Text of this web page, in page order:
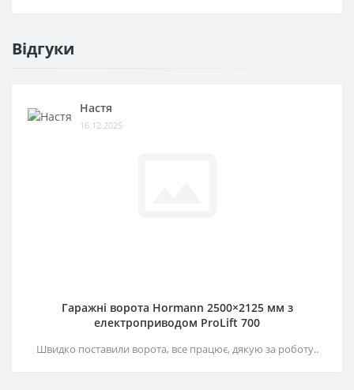
Відгуки
Настя
16.12.2025
Гаражні ворота Hormann 2500×2125 мм з
електроприводом ProLift 700
Швидко поставили ворота, все працює, дякую за роботу..